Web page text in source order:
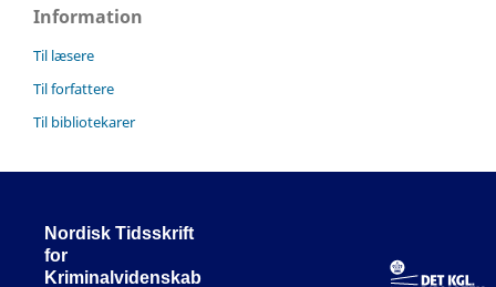
Information
Til læsere
Til forfattere
Til bibliotekarer
Nordisk Tidsskrift
for
Kriminalvidenskab